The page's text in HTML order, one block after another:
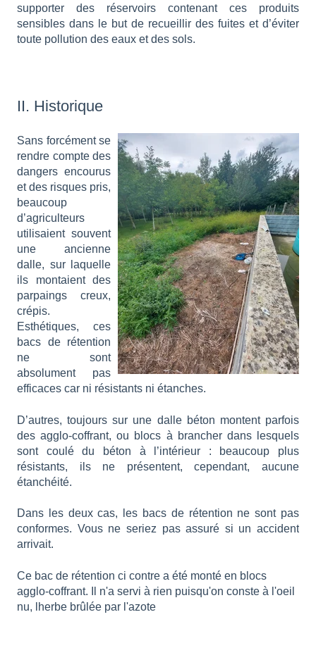
supporter des réservoirs contenant ces produits
sensibles dans le but de recueillir des fuites et d’éviter
toute pollution des eaux et des sols.
II. Historique
Sans forcément se
rendre compte des
dangers encourus
et des risques pris,
beaucoup
d’agriculteurs
utilisaient souvent
une ancienne
dalle, sur laquelle
ils montaient des
parpaings creux,
crépis.
Esthétiques, ces
bacs de rétention
ne sont
absolument pas
efficaces car ni résistants ni étanches.
D’autres, toujours sur une dalle béton montent parfois
des agglo-coffrant, ou blocs à brancher dans lesquels
sont coulé du béton à l’intérieur : beaucoup plus
résistants, ils ne présentent, cependant, aucune
étanchéité.
Dans les deux cas, les bacs de rétention ne sont pas
conformes. Vous ne seriez pas assuré si un accident
arrivait.
Ce bac de rétention ci contre a été monté en blocs
agglo-coffrant. Il n'a servi à rien puisqu'on conste à l'oeil
nu, lherbe brûlée par l'azote